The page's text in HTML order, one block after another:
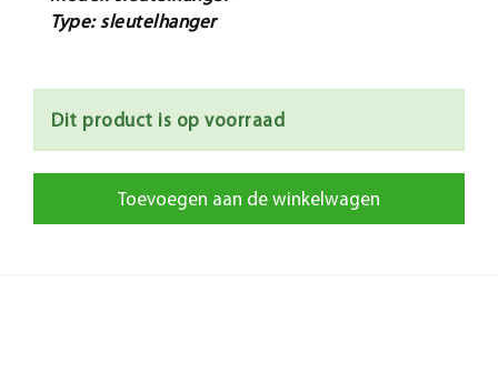
Type: sleutelhanger
Dit product is op voorraad
Toevoegen aan de winkelwagen